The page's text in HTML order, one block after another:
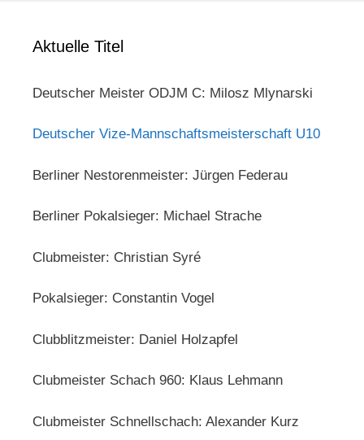
Aktuelle Titel
Deutscher Meister ODJM C: Milosz Mlynarski
Deutscher Vize-Mannschaftsmeisterschaft U10
Berliner Nestorenmeister: Jürgen Federau
Berliner Pokalsieger: Michael Strache
Clubmeister: Christian Syré
Pokalsieger: Constantin Vogel
Clubblitzmeister: Daniel Holzapfel
Clubmeister Schach 960: Klaus Lehmann
Clubmeister Schnellschach: Alexander Kurz